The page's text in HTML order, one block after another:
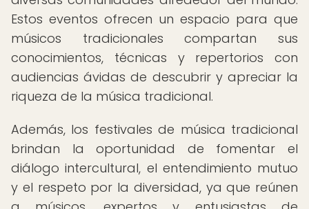
Estos eventos ofrecen un espacio para que
músicos tradicionales compartan sus
conocimientos, técnicas y repertorios con
audiencias ávidas de descubrir y apreciar la
riqueza de la música tradicional.
Además, los festivales de música tradicional
brindan la oportunidad de fomentar el
diálogo intercultural, el entendimiento mutuo
y el respeto por la diversidad, ya que reúnen